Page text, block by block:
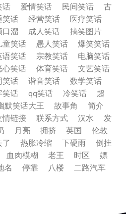
话 爱情笑话 民间笑话
古
笑话 经营笑话
医疗笑话
口溜 成人笑话
搞笑图片
童笑话 愚人笑话
爆笑笑话
语笑话 宗教笑话
电脑笑话
心笑话 体育笑话
文艺笑话
笑话 谐音笑话
数学笑话
笑话 qq笑话 冷笑话
超
默笑话大王 故事角
简介
情链接 联系方式 汉水
发
月亮 拥挤 英国
伦敦
热胀冷缩 下硬雨
倒挂
血肉模糊 老王 时区
嫖
名 停靠 八楼
二路汽车